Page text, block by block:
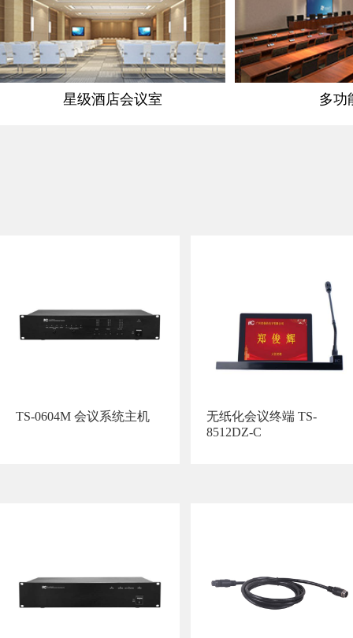
星级酒店会议室 多功
TS-0604M 会议系统主机
无纸化会议终端 TS-
8512DZ-C